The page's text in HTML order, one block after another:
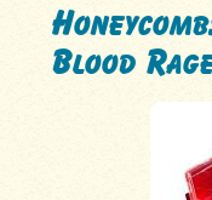
Blood